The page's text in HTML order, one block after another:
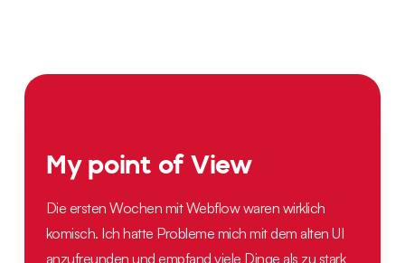
My point of View
Die ersten Wochen mit Webflow waren wirklich
komisch. Ich hatte Probleme mich mit dem alten UI
anzufreunden und empfand viele Dinge als zu stark